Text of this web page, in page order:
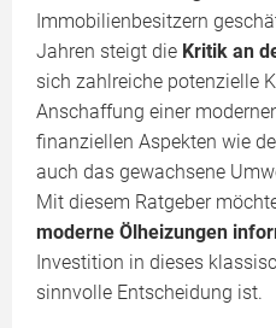
Immobilienbesitzern
Jahren steigt die Kritik an
sich zahlreiche potenzielle
Anschaffung einer
finanziellen Aspekten wie
auch das gewachsene
Mit diesem Ratgeber
moderne Ölheizungen
Investition in dieses
sinnvolle Entscheidung ist.